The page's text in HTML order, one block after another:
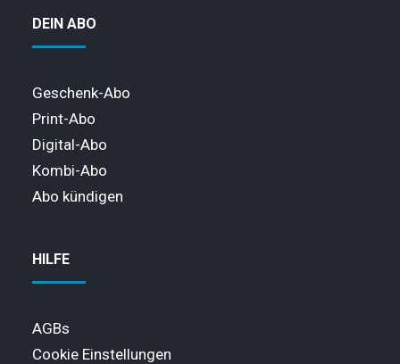
DEIN ABO
Geschenk-Abo
Print-Abo
Digital-Abo
Kombi-Abo
Abo kündigen
HILFE
AGBs
Cookie Einstellungen